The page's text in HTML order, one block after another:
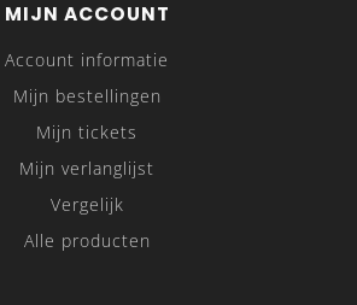
MIJN ACCOUNT
Account informatie
Mijn bestellingen
Mijn tickets
Mijn verlanglijst
Vergelijk
Alle producten